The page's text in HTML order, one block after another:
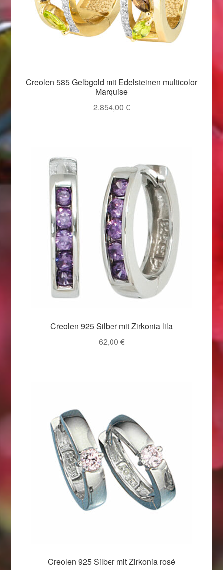
Valentinstag 2016
Vertrag widerrufen
Warenkorb
Weihnachtsangebote 2015
Weihnachtsangebote 2016
Weihnachtsangebote 2017
Weihnachtsangebote 2018
Weihnachtsangebote 2019
Weihnachtsangebote 2020
Weihnachtsangebote 2021
Woocommerce Predictive Search
Creolen 585 Gelbgold mit Edelsteinen multicolor
Marquise
2.854,00 €
Creolen 925 Silber mit Zirkonia lila
62,00 €
Creolen 925 Silber mit Zirkonia rosé